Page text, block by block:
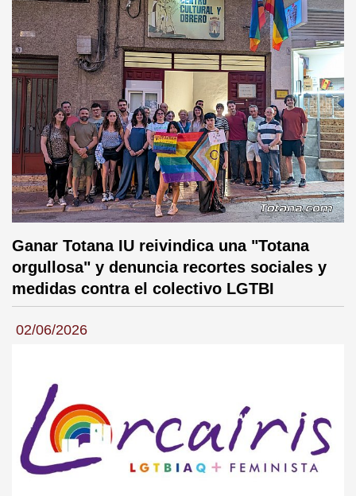
Ganar Totana IU reivindica una "Totana
orgullosa" y denuncia recortes sociales y
medidas contra el colectivo LGTBI
02/06/2026